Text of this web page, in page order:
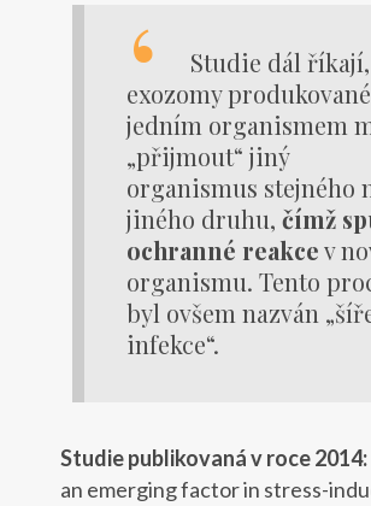
Studie dál říkají,
exozomy produkované
jedním organismem
„přijmout“ jiný
organismus stejného
jiného druhu, čímž
ochranné reakcev
organismu. Tento
byl ovšem nazván
infekce“.
Studie publikovaná v roce 2014:
an emerging factor in stress-